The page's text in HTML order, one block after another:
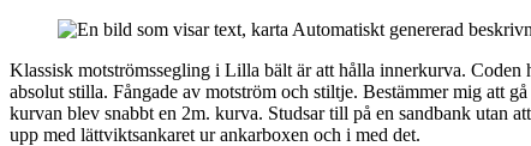
Klassisk motströmssegling i Lilla bält är att hålla innerkurva.
absolut stilla. Fångade av motström och stiltje. Bestämmer mig att
kurvan blev snabbt en 2m. kurva. Studsar till på en sandbank utan
upp med lättviktsankaret ur ankarboxen och i med det.